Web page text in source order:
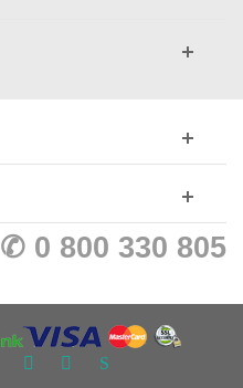
✆ 0 800 330 805